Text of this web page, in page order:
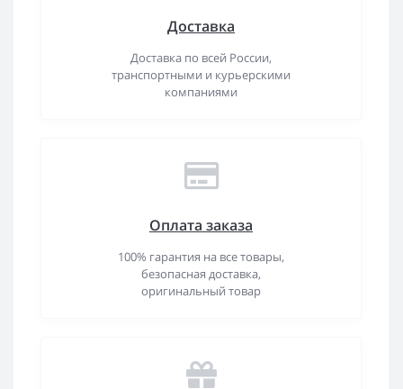
Доставка
Доставка по всей России,
транспортными и курьерскими
компаниями
Оплата заказа
100% гарантия на все товары,
безопасная доставка,
оригинальный товар